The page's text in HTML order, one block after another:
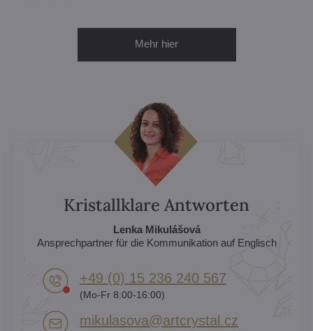
Mehr hier
Kristallklare Antworten
Lenka Mikulášová
Ansprechpartner für die Kommunikation auf Englisch
+49 (0) 15 236 240 567
(Mo-Fr 8:00-16:00)
mikulasova​@artcrystal​.cz